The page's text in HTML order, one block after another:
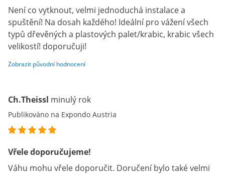
Není co vytknout, velmi jednoduchá instalace a
spuštění! Na dosah každého! Ideální pro vážení všech
typů dřevěných a plastových palet/krabic, krabic všech
velikostí! doporučuji!
Zobrazit původní hodnocení
Ch.Theissl minulý rok
Publikováno na Expondo Austria
Vřele doporučujeme!
Váhu mohu vřele doporučit. Doručení bylo také velmi